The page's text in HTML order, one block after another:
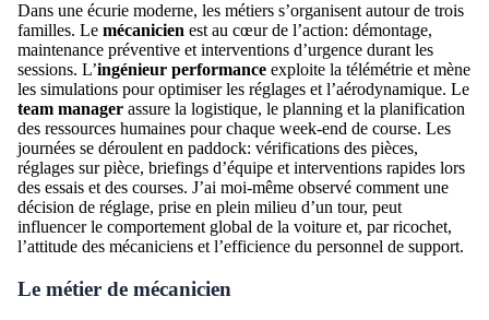
Dans une écurie moderne, les métiers s’organisent autour de trois
familles. Le mécanicien est au cœur de l’action: démontage,
maintenance préventive et interventions d’urgence durant les
sessions. L’ingénieur performance exploite la télémétrie et mène
les simulations pour optimiser les réglages et l’aérodynamique. Le
team manager assure la logistique, le planning et la planification
des ressources humaines pour chaque week-end de course. Les
journées se déroulent en paddock: vérifications des pièces,
réglages sur pièce, briefings d’équipe et interventions rapides lors
des essais et des courses. J’ai moi-même observé comment une
décision de réglage, prise en plein milieu d’un tour, peut
influencer le comportement global de la voiture et, par ricochet,
l’attitude des mécaniciens et l’efficience du personnel de support.
Le métier de mécanicien